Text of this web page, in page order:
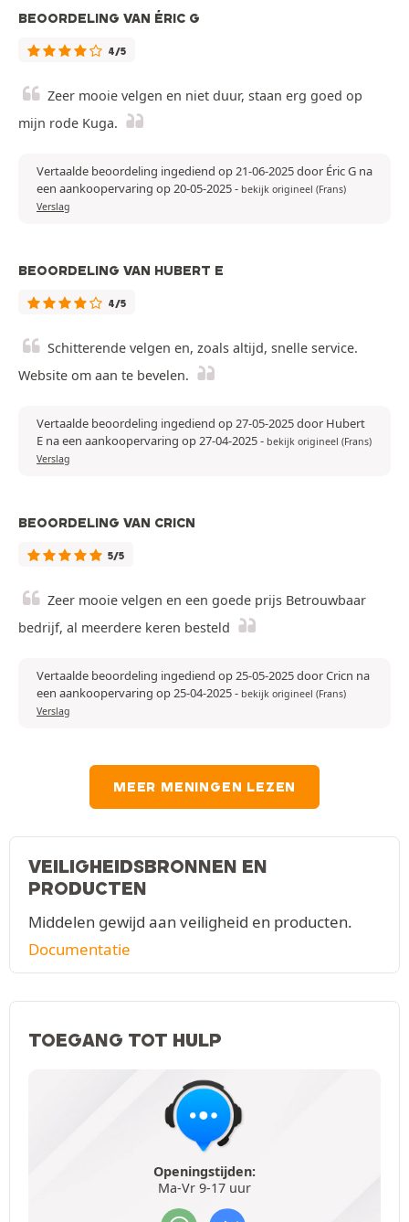
BEOORDELING VAN ÉRIC G
4/5
Zeer mooie velgen en niet duur, staan erg goed op
mijn rode Kuga.
Vertaalde beoordeling ingediend op 21-06-2025 door Éric G na
een aankoopervaring op 20-05-2025- bekijk origineel (Frans)
Verslag
BEOORDELING VAN HUBERT E
4/5
Schitterende velgen en, zoals altijd, snelle service.
Website om aan te bevelen.
Vertaalde beoordeling ingediend op 27-05-2025 door Hubert
E na een aankoopervaring op 27-04-2025- bekijk origineel (Frans)
Verslag
BEOORDELING VAN CRICN
5/5
Zeer mooie velgen en een goede prijs Betrouwbaar
bedrijf, al meerdere keren besteld
Vertaalde beoordeling ingediend op 25-05-2025 door Cricn na
een aankoopervaring op 25-04-2025- bekijk origineel (Frans)
Verslag
MEER MENINGEN LEZEN
VEILIGHEIDSBRONNEN EN
PRODUCTEN
Middelen gewijd aan veiligheid en producten.
Documentatie
TOEGANG TOT HULP
Openingstijden:
Ma-Vr 9-17 uur